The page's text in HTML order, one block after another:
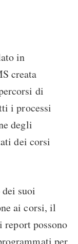
in
creata
di
i processi
degli
dei corsi
suoi
ai corsi, il
possono
per